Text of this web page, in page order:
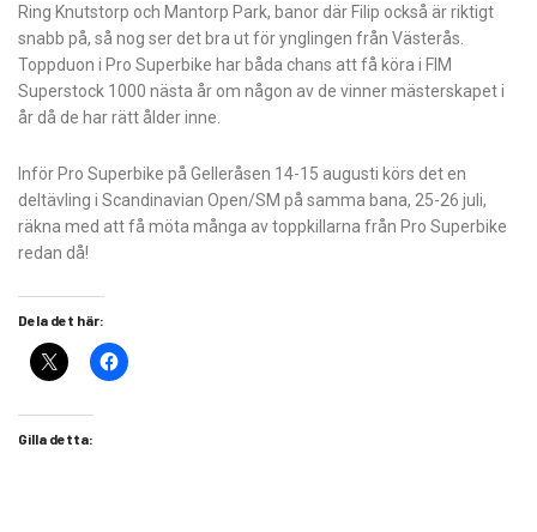
Ring Knutstorp och Mantorp Park, banor där Filip också är riktigt
snabb på, så nog ser det bra ut för ynglingen från Västerås.
Toppduon i Pro Superbike har båda chans att få köra i FIM
Superstock 1000 nästa år om någon av de vinner mästerskapet i
år då de har rätt ålder inne.
Inför Pro Superbike på Gelleråsen 14-15 augusti körs det en
deltävling i Scandinavian Open/SM på samma bana, 25-26 juli,
räkna med att få möta många av toppkillarna från Pro Superbike
redan då!
Dela det här:
Gilla detta: